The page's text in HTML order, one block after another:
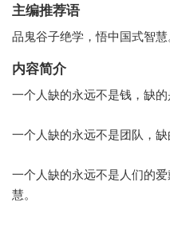
主编推荐语
品鬼谷子绝学，悟中国式智慧
内容简介
一个人缺的永远不是钱，缺的
一个人缺的永远不是团队，缺
一个人缺的永远不是人们的
慧。